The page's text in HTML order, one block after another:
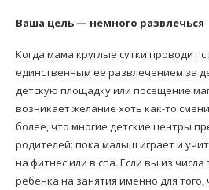
Ваша цель — немного развлечься
Когда мама круглые сутки проводит
единственным ее развлечением за
детскую площадку или посещение
возникает желание хоть как-то
более, что многие детские центры
родителей: пока малыш играет и
на фитнес или в спа. Если вы из
ребенка на занятия именно для